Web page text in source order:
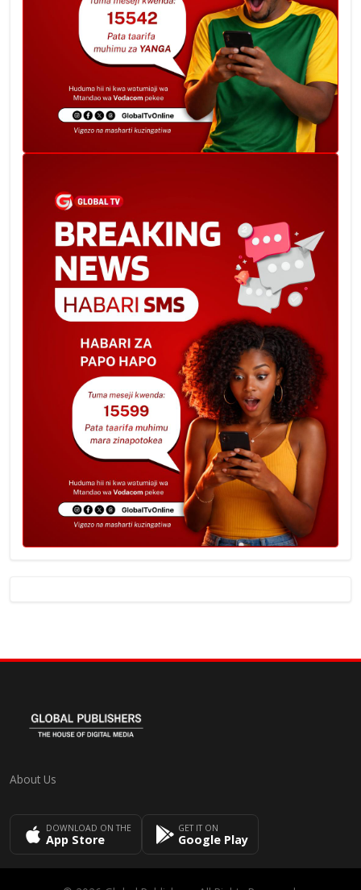
About Us
DOWNLOAD ON THE
App Store
GET IT ON
Google Play